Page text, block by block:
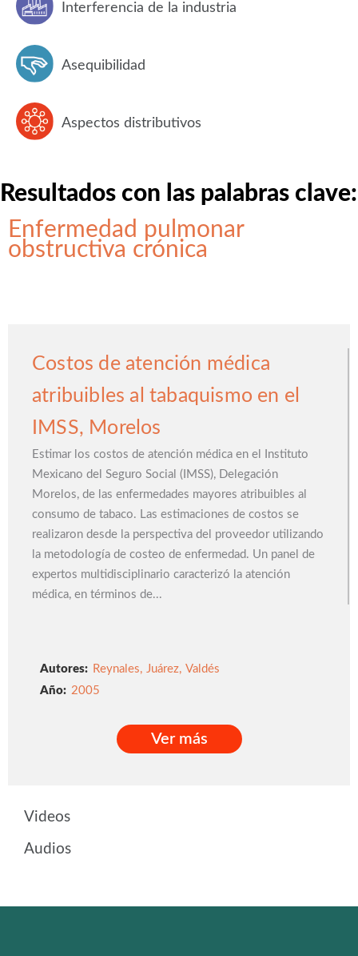
Interferencia de la industria
Asequibilidad
Aspectos distributivos
Resultados con las palabras clave:
Enfermedad pulmonar
obstructiva crónica
Costos de atención médica
atribuibles al tabaquismo en el
IMSS, Morelos
Estimar los costos de atención médica en el Instituto
Mexicano del Seguro Social (IMSS), Delegación
Morelos, de las enfermedades mayores atribuibles al
consumo de tabaco. Las estimaciones de costos se
realizaron desde la perspectiva del proveedor utilizando
la metodología de costeo de enfermedad. Un panel de
expertos multidisciplinario caracterizó la atención
médica, en términos de...
Autores: Reynales, Juárez, Valdés
2005
Ver más
Videos
Audios